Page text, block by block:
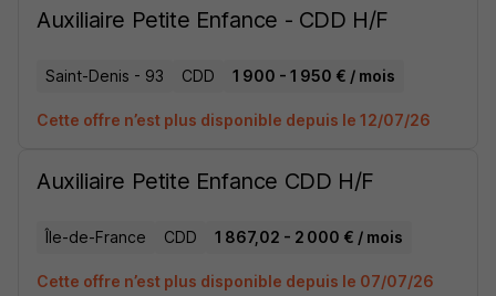
Auxiliaire Petite Enfance - CDD H/F
Saint-Denis - 93 CDD 1 900 - 1 950 € / mois
Cette offre n’est plus disponible depuis le 12/07/26
Auxiliaire Petite Enfance CDD H/F
Île-de-France CDD 1 867,02 - 2 000 € / mois
Cette offre n’est plus disponible depuis le 07/07/26